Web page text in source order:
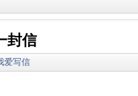
封信
爱写信